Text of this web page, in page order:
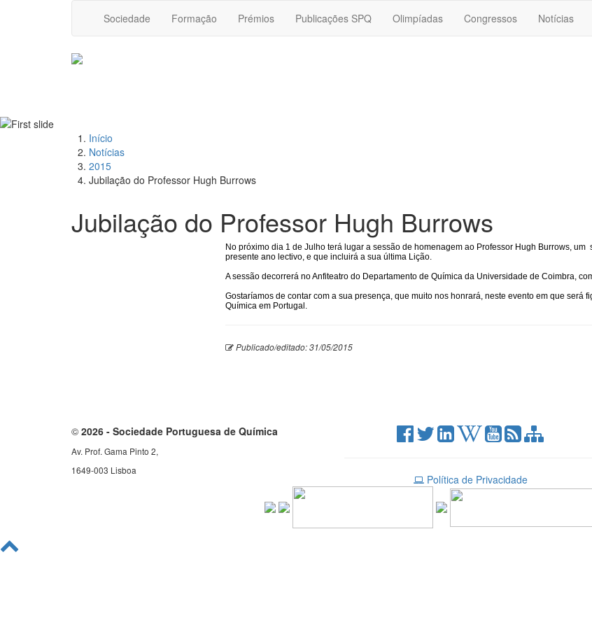
Sociedade Formação Prémios Publicações SPQ Olimpíadas Congressos Notícias
Início
Notícias
2015
Jubilação do Professor Hugh Burrows
Jubilação do Professor Hugh Burrows
No próximo dia 1 de Julho terá lugar a sessão de homenagem ao Professor Hugh Burrows,
presente ano lectivo, e que incluirá a sua última Lição.
A sessão decorrerá no Anfiteatro do Departamento de Química da Universidade de Coimbra,
Gostaríamos de contar com a sua presença, que muito nos honrará, neste evento em que
Química em Portugal.
Publicado/editado: 31/05/2015
© 2026 - Sociedade Portuguesa de Química
Av. Prof. Gama Pinto 2,
1649-003 Lisboa
Política de Privacidade